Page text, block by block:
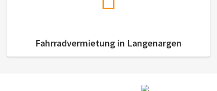
Fahrradvermietung in Langenargen